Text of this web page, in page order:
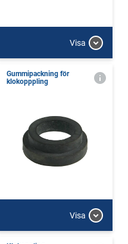
Visa
Gummipackning för
klokopppling
Visa